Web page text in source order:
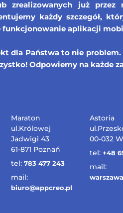
zrealizowanych już przez
każdy szczegół,
funkcjonowanie aplikacji
dla Państwa to nie problem.
Odpowiemy na każde
Maraton
ul.Królowej
Jadwigi 43
61-871 Poznań
tel: 783 477 243
mail:
biuro@appcreo.pl
Astoria
00-032
tel: +48
mail: